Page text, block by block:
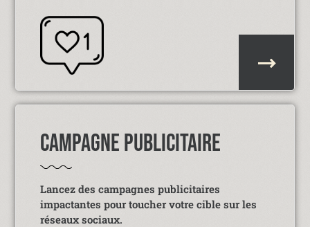
CAMPAGNE PUBLICITAIRE
Lancez des campagnes publicitaires
impactantes pour toucher votre cible sur les
réseaux sociaux.